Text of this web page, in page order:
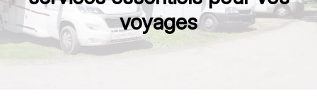
voyages